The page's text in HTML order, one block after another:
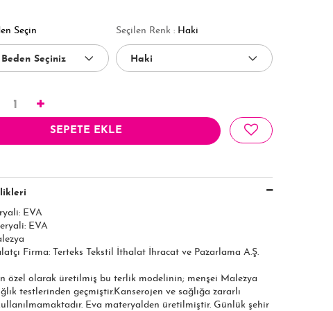
Seçin Seçilen Renk : Haki
1
SEPETE EKLE
EVA
EVA
Firma: Terteks Tekstil İthalat İhracat ve Pazarlama A.Ş.​​​
özel olarak üretilmiş bu terlik modelinin; menşei Malezya
testlerinden geçmiştir.Kanserojen ve sağlığa zararlı
Eva materyalden üretilmiştir. Günlük şehir